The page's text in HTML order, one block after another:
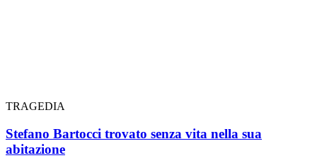
TRAGEDIA
Stefano Bartocci trovato senza vita nella sua
abitazione